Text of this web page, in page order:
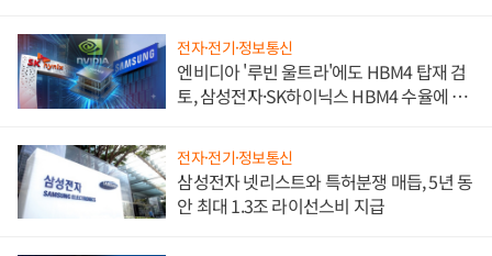
전자·전기·정보통신
엔비디아 '루빈 울트라'에도 HBM4 탑재 검
토, 삼성전자·SK하이닉스 HBM4 수율에 주
전자·전기·정보통신
삼성전자 넷리스트와 특허분쟁 매듭, 5년 동
안 최대 1.3조 라이선스비 지급